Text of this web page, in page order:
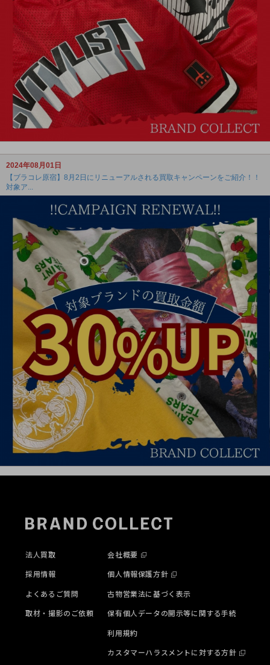
2024年08月01日
【ブラコレ原宿】8月2日にリニューアルされる買取キャンペーンをご紹介！！
対象ア...
法人買取
採用情報
よくあるご質問
取材・撮影のご依頼
会社概要
個人情報保護方針
古物営業法に基づく表示
保有個人データの開示等に関する手続
利用規約
カスタマーハラスメントに対する方針